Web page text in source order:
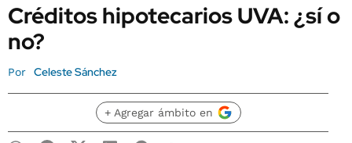
Créditos hipotecarios UVA: ¿sí o
no?
Por Celeste Sánchez
+ Agregar ámbito en